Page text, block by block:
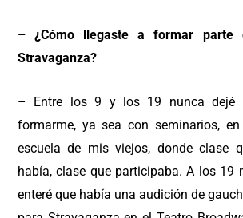
– ¿Cómo llegaste a formar parte
Stravaganza?
– Entre los 9 y los 19 nunca dejé
formarme, ya sea con seminarios,
escuela de mis viejos, donde clase
había, clase que participaba. A los 19
enteré que había una audición de